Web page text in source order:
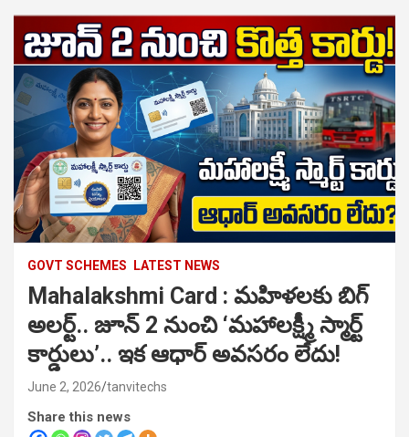
GOVT SCHEMES LATEST NEWS
Mahalakshmi Card : మహిళలకు బిగ్
అలర్ట్.. జూన్ 2 నుంచి ‘మహాలక్ష్మీ స్మార్ట్
కార్డులు’.. ఇక ఆధార్ అవసరం లేదు!
June 2, 2026 tanvitechs
Share this news